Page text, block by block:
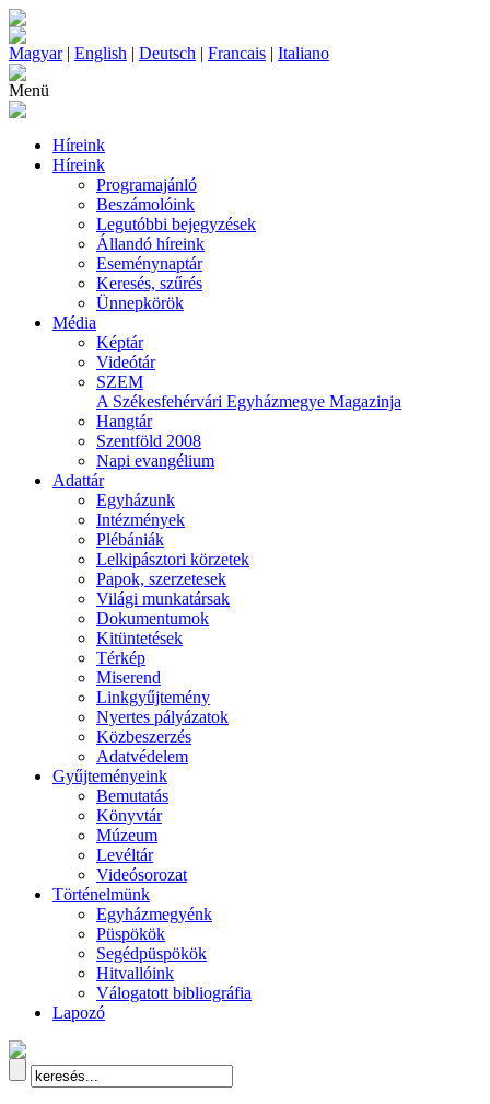
Magyar| English | Deutsch | Francais | Italiano
Menü
Híreink
Híreink
Programajánló
Beszámolóink
Legutóbbi bejegyzések
Állandó híreink
Eseménynaptár
Keresés, szűrés
Ünnepkörök
Média
Képtár
Videótár
SZEM
A Székesfehérvári Egyházmegye Magazinja
Hangtár
Szentföld 2008
Napi evangélium
Adattár
Egyházunk
Intézmények
Plébániák
Lelkipásztori körzetek
Papok, szerzetesek
Világi munkatársak
Dokumentumok
Kitüntetések
Térkép
Miserend
Linkgyűjtemény
Nyertes pályázatok
Közbeszerzés
Adatvédelem
Gyűjteményeink
Bemutatás
Könyvtár
Múzeum
Levéltár
Videósorozat
Történelmünk
Egyházmegyénk
Püspökök
Segédpüspökök
Hitvallóink
Válogatott bibliográfia
Lapozó